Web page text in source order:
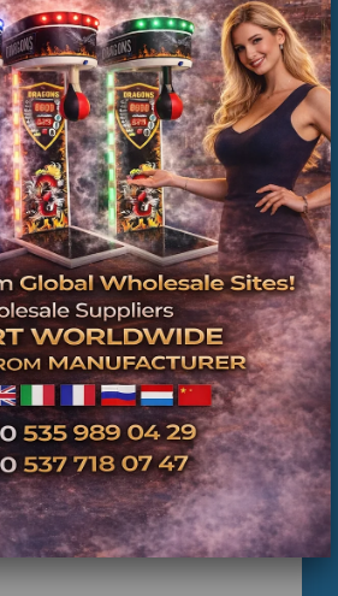
ORGANİZASYONLAR İÇİN
LANGIRT KİRALAMA
LANGIRT KİRALAMA